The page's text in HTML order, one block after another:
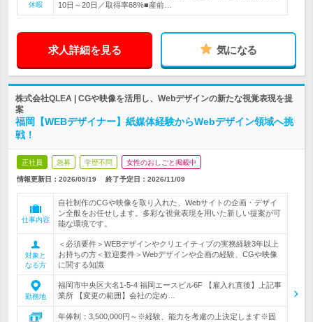
休暇
10日～20日／取得率68%■産前…
求人詳細を見る 気になる
株式会社QLEA | CGや映像を活用し、Webデザインの新たな視覚表現を提
案
福岡【WEBデザイナー】紙媒体経験からWebデザイン領域へ挑
戦！
正社員 急募 学歴不問 女性のおしごと掲載中
情報更新日：2026/05/19 終了予定日： 2026/11/09
仕事内容
自社制作のCGや映像を取り入れた、Webサイトの企画・デザイ
ン全般をお任せします。多彩な視覚表現を用いた新しい提案が可
能な環境です。
対象と
なる方
＜必須要件＞WEBデザインやクリエイティブの実務経験3年以上
お持ちの方＜歓迎要件＞Webデザインや企画の経験、CGや映像
に関する知識
勤務地
福岡市中央区大名1-5-4 福岡エースビル6F 【雇入れ直後】上記事
業所 【変更の範囲】会社の定め…
年俸制：3,500,000円～※経験、能力を考慮の上決定します※固